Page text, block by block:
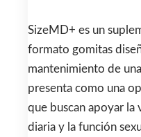
SizeMD+ es un
formato gomitas
mantenimiento de
presenta como una
que buscan apoyar la
diaria y la función